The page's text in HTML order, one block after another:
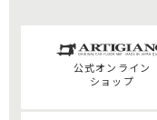
公式オンライン
ショップ